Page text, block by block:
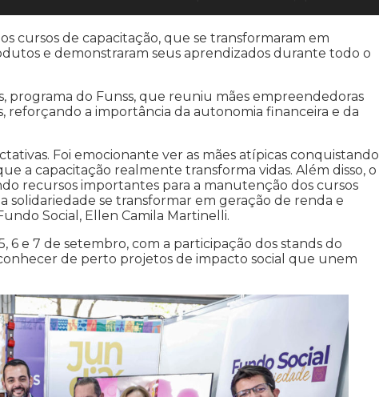
cursos de capacitação, que se transformaram em
e demonstraram seus aprendizados durante todo o
programa do Funss, que reuniu mães empreendedoras
reforçando a importância da autonomia financeira e da
Foi emocionante ver as mães atípicas conquistando
a capacitação realmente transforma vidas. Além disso, o
recursos importantes para a manutenção dos cursos
se transformar em geração de renda e
Social, Ellen Camila Martinelli.
6 e 7 de setembro, com a participação dos stands do
de perto projetos de impacto social que unem